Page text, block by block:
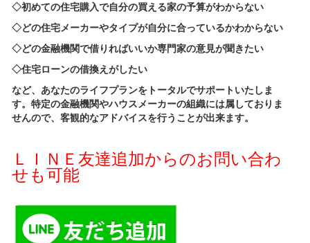
◇初めての住宅購入で自分の買える家の予算がわからない
◇どの住宅メーカーやタイプが自分に合っているかわからない
◇どの金融機関で借りればいいか専門家の意見が聞きたい
◇住宅ローンの借換えがしたい
など、あなたのライフプランをトータルでサポートいたしま
す。特定の金融機関やハウスメーカーの組織には属しておりま
せんので、客観的なアドバイスを行うことが出来ます。
ＬＩＮＥ友達追加からのお問い合わ
せも可能